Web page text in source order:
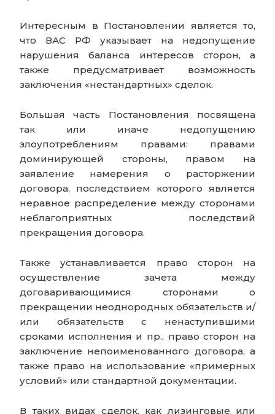
Интересным в Постановлении является то,
что ВАС РФ указывает на недопущение
нарушения баланса интересов сторон, а
также предусматривает возможность
заключения «нестандартных» сделок.
Большая часть Постановления посвящена
так или иначе недопущению
злоупотреблениям правами: правами
доминирующей стороны, правом на
заявление намерения о расторжении
договора, последствием которого является
неравное распределение между сторонами
неблагоприятных последствий
прекращения договора.
Также устанавливается право сторон на
осуществление зачета между
договаривающимися сторонами о
прекращении неоднородных обязательств и/
или обязательств с ненаступившими
сроками исполнения и пр., право сторон на
заключение непоименованного договора, а
также право на использование «примерных
условий» или стандартной документации.
В таких видах сделок, как лизинговые или